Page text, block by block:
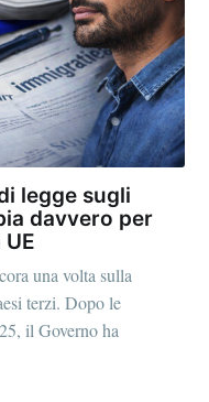
legge sugli
davvero per
una volta sulla
terzi. Dopo le
il Governo ha